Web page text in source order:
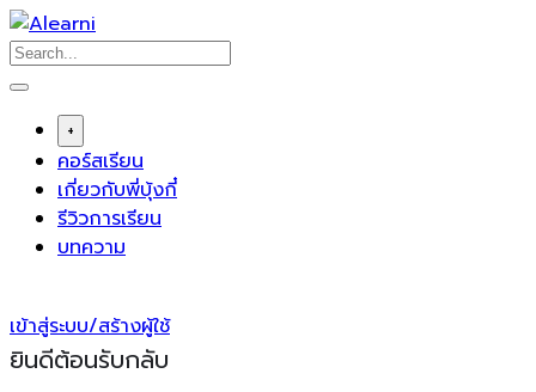
Skip
to
content
+
คอร์สเรียน
เกี่ยวกับพี่บุ้งกี๋
รีวิวการเรียน
บทความ
เข้าสู่ระบบ/สร้างผู้ใช้
ยินดีต้อนรับกลับ